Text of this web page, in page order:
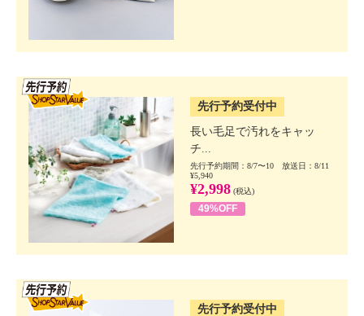
先行予約受付中
長い毛足で汚れをキャッ
チ...
先行予約期間：8/7〜10 放送日：8/11
¥5,940
¥2,998 (税込)
49%OFF
先行予約受付中